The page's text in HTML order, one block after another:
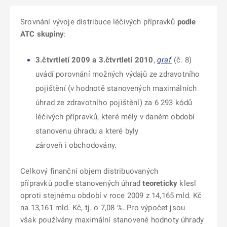
Srovnání vývoje distribuce léčivých přípravků podle
ATC skupiny:
3.čtvrtletí 2009 a 3.čtvrtletí 2010, graf (č. 8)
uvádí porovnání možných výdajů ze zdravotního
pojištění (v hodnotě stanovených maximálních
úhrad ze zdravotního pojištění) za 6 293 kódů
léčivých přípravků, které měly v daném období
stanovenu úhradu a které byly
zároveň i obchodovány.
Celkový finanční objem distribuovaných
přípravků podle stanovených úhradteoreticky klesl
oproti stejnému období v roce 2009 z 14,165 mld. Kč
na 13,161 mld. Kč, tj. o 7,08 %. Pro výpočet jsou
však používány maximální stanovené hodnoty úhrady